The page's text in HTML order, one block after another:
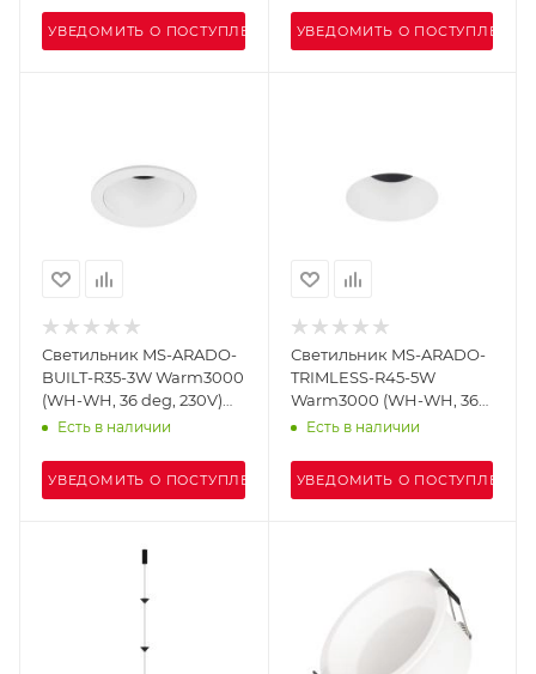
УВЕДОМИТЬ О ПОСТУПЛЕНИИ УВЕДОМИТЬ О ПОСТУПЛЕНИИ
Светильник MS-ARADO-
BUILT-R35-3W Warm3000
(WH-WH, 36 deg, 230V)
(Arlight, IP20 Металл, 5
Есть в наличии
УВЕДОМИТЬ О ПОСТУПЛЕНИИ
Светильник MS-ARADO-
TRIMLESS-R45-5W
Warm3000 (WH-WH, 36
deg, 230V) (Arlight, IP20
Есть в наличии
УВЕДОМИТЬ О ПОСТУПЛЕНИИ